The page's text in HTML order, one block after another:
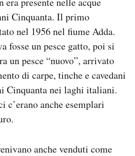
Cinquanta. Il primo
nel 1956 nel fiume Adda.
fosse un pesce gatto, poi si
un pesce “nuovo”, arrivato
di carpe, tinche e cavedani
Cinquanta nei laghi italiani.
c’erano anche esemplari
anche venduti come